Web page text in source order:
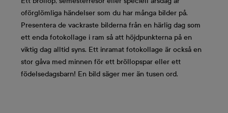
oförglömliga händelser som du har många bilder på.
Presentera de vackraste bilderna från en härlig dag som
ett enda fotokollage i ram så att höjdpunkterna på en
viktig dag alltid syns. Ett inramat fotokollage är också en
stor gåva med minnen för ett bröllopspar eller ett
födelsedagsbarn! En bild säger mer än tusen ord.